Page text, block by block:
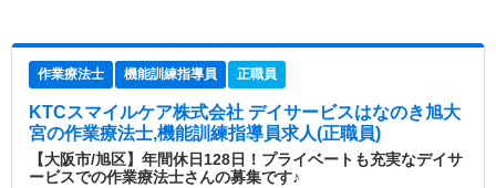
作業療法士 機能訓練指導員 正職員
KTCスマイルケア株式会社 デイサービスはなのき旭大
宮の作業療法士,機能訓練指導員求人(正職員)
【大阪市/旭区】年間休日128日！プライベートも充実なデイサ
ービスでの作業療法士さんの募集です♪